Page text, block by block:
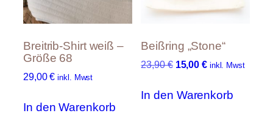
Breitrib-Shirt weiß –
Größe 68
29,00€ inkl. Mwst
In den Warenkorb
Beißring „Stone“
23,90€ U
s
15,00€A
t
inkl. Mwst
In den Warenkorb